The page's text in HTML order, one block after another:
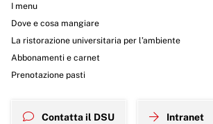
I menu
Dove e cosa mangiare
La ristorazione universitaria per l’ambiente
Abbonamenti e carnet
Prenotazione pasti
Contatta il DSU Intranet